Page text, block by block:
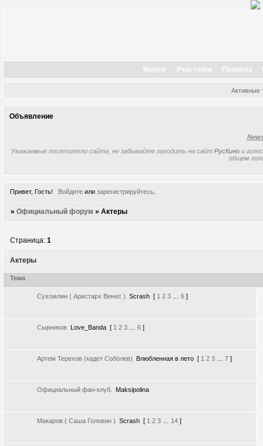
Форум Участники Правила
Активные
Объявление
Уважаемые посетители сайта, не забывайте заходить на сайт РусКино и
общем
Привет, Гость! Войдитеили зарегистрируйтесь.
»Официальный форум »Актеры
Актеры
Страница:1
Тема
Сухомлин ( Аристарх Венес ) Scrash [ 1 2 3 6 ]
Сырников Love_Banda [ 1 2 3 6 ]
Артем Терехов (кадет Соболев) Влюбленная в лето [ 1 2 3 7 ]
Официальный фан-клуб. Maksipolina
Макаров ( Саша Головин ) Scrash [ 1 2 3 14 ]